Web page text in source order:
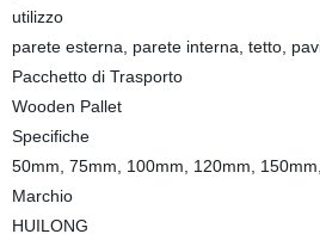
utilizzo
parete esterna, parete interna, tetto,
Pacchetto di Trasporto
Wooden Pallet
Specifiche
50mm, 75mm, 100mm, 120mm,
Marchio
HUILONG